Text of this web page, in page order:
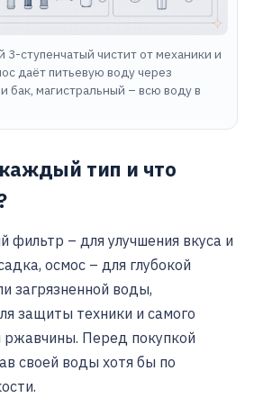
3-ступенчатый чистит от механики и
даёт питьевую воду через
бак, магистральный – всю воду в
тип и что
фильтр – для улучшения вкуса и
осмос – для глубокой
загрязненной воды,
защиты техники и самого
ржавчины. Перед покупкой
своей воды хотя бы по